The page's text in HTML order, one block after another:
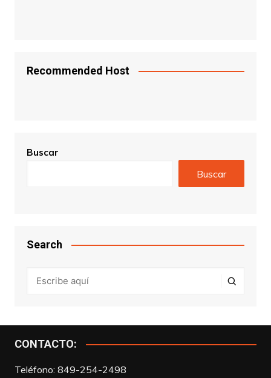
Recommended Host
Buscar
Buscar
Search
CONTACTO:
Teléfono: 849-254-2498